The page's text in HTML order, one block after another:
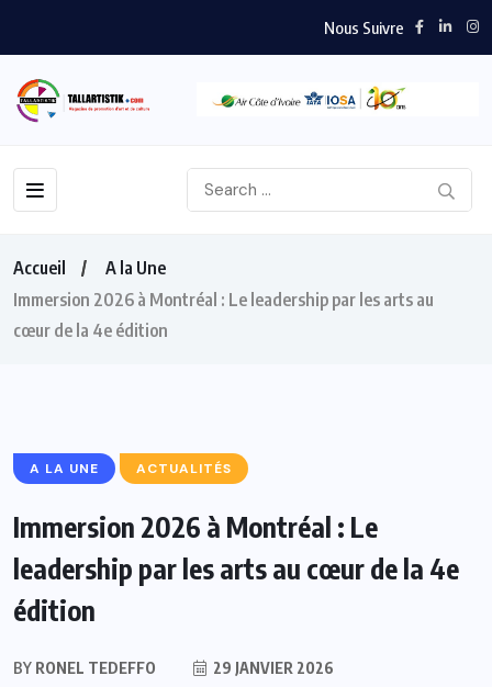
Nous Suivre
Accueil
A la Une
Immersion 2026 à Montréal : Le leadership par les arts au
cœur de la 4e édition
A LA UNE ACTUALITÉS
Immersion 2026 à Montréal : Le
leadership par les arts au cœur de la 4e
édition
BY RONEL TEDEFFO
29 JANVIER 2026